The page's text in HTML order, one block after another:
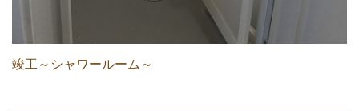
竣工～シャワールーム～